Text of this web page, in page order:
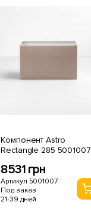
Компонент Astro
Rectangle 285 5001007
8531 грн
Артикул 5001007
Под заказ
21-39 дней